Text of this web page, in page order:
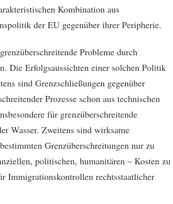
Kombination aus
der EU gegenüber ihrer Peripherie.
Probleme durch
Die Erfolgsaussichten einer solchen Politik
sind Grenzschließungen gegenüber
Prozesse schon aus technischen
für grenzüberschreitende
Wasser. Zweitens sind wirksame
Grenzüberschreitungen nur zu
politischen, humanitären – Kosten zu
Immigrationskontrollen rechtsstaatlicher